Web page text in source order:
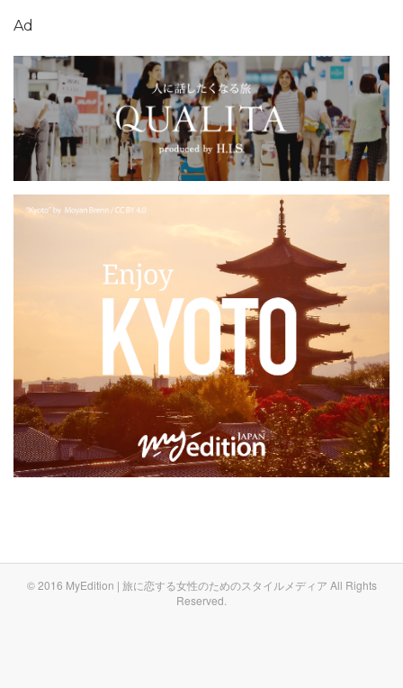
Ad
© 2016 MyEdition | 旅に恋する女性のためのスタイルメディア All Rights
Reserved.